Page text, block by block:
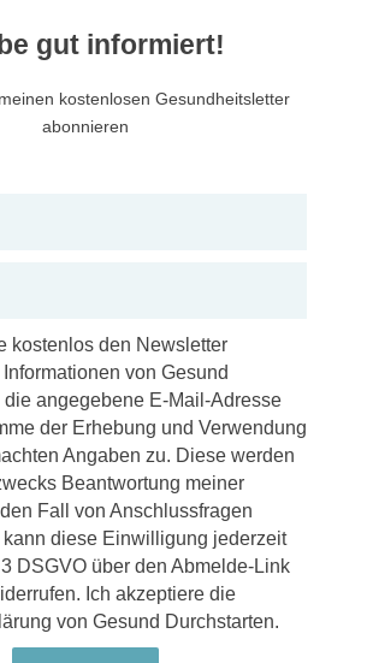
gut informiert!
kostenlosen Gesundheitsletter
abonnieren
kostenlos den Newsletter
von Gesund
die angegebene E-Mail-Adresse
der Erhebung und Verwendung
Angaben zu. Diese werden
Beantwortung meiner
Fall von Anschlussfragen
diese Einwilligung jederzeit
DSGVO über den Abmelde-Link
Ich akzeptiere die
von Gesund Durchstarten.